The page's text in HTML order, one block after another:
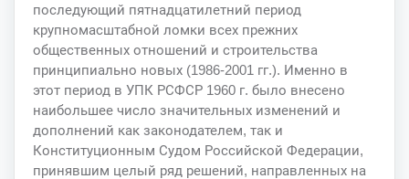
последующий пятнадцатилетний период
крупномасштабной ломки всех прежних
общественных отношений и строительства
принципиально новых (1986-2001 гг.). Именно в
этот период в УПК РСФСР 1960 г. было внесено
наибольшее число значительных изменений и
дополнений как законодателем, так и
Конституционным Судом Российской Федерации,
принявшим целый ряд решений, направленных на